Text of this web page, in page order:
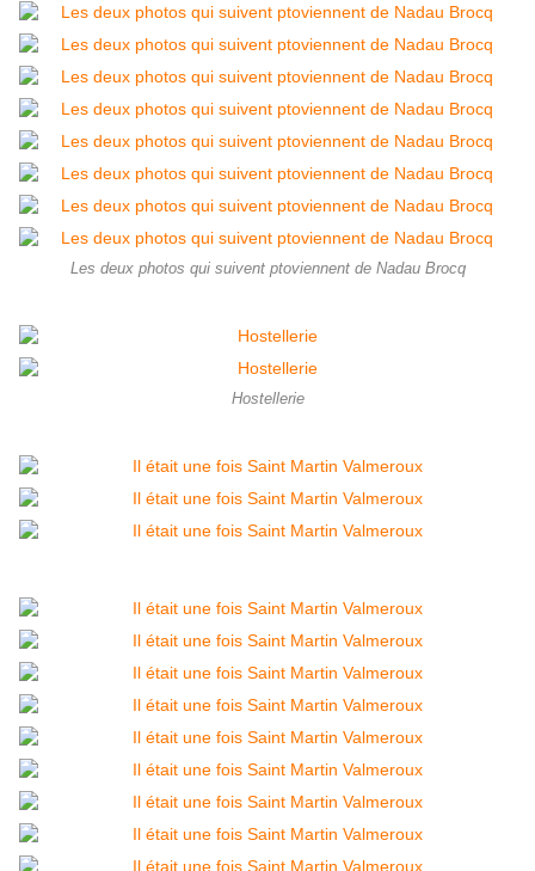
Les deux photos qui suivent ptoviennent de Nadau Brocq
Hostellerie